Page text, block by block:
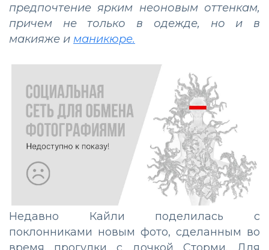
предпочтение ярким неоновым оттенкам,
причем не только в одежде, но и в
макияже и маникюре.
Недавно Кайли поделилась с
поклонниками новым фото, сделанным во